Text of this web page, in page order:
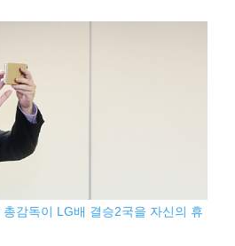
감독이 LG배 결승2국을 자신의 휴